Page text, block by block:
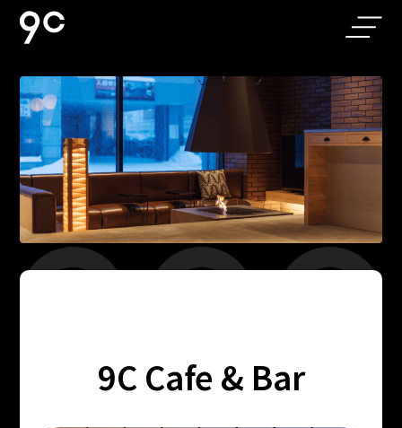
ホーム
アクセス
お部屋
よくある質問
9C Cafe & Bar
｜旭川駅前の
落ち着いたカ
お問い合わせ
ニュース
ギャラリー